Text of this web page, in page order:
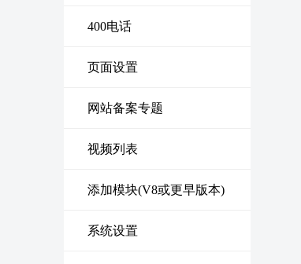
400电话
页面设置
网站备案专题
视频列表
添加模块(V8或更早版本)
系统设置